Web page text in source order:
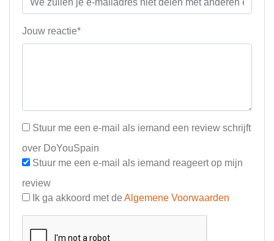
Jouw reactie*
Stuur me een e-mail als iemand een review schrijft
over DoYouSpain
Stuur me een e-mail als iemand reageert op mijn
review
Ik ga akkoord met de Algemene Voorwaarden